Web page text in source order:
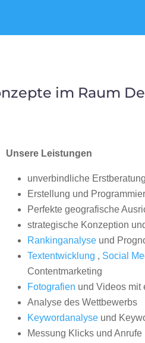
im Raum
Unsere Leistungen
unverbindliche Erstberatung
Erstellung und
Perfekte geografische
strategische Konzeption
Rankinganalyseund
Textentwicklung , Social
Contentmarketing
Fotografien und Videos mit
Analyse des Wettbewerbs
Keywordanalyseund
Messung Klicks und